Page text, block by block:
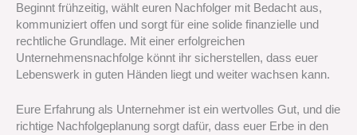
Beginnt frühzeitig, wählt euren Nachfolger mit Bedacht aus,
kommuniziert offen und sorgt für eine solide finanzielle und
rechtliche Grundlage. Mit einer erfolgreichen
Unternehmensnachfolge könnt ihr sicherstellen, dass euer
Lebenswerk in guten Händen liegt und weiter wachsen kann.
Eure Erfahrung als Unternehmer ist ein wertvolles Gut, und die
richtige Nachfolgeplanung sorgt dafür, dass euer Erbe in den